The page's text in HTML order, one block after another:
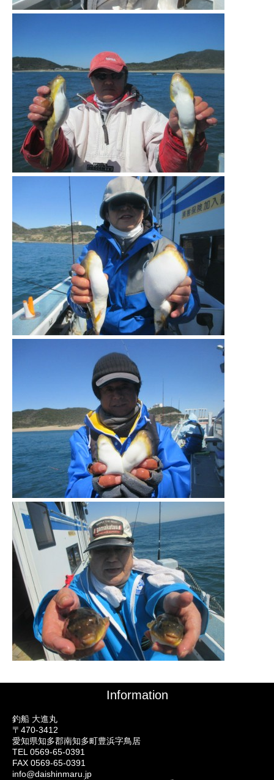
Information
釣船 大進丸
〒470-3412
愛知県知多郡南知多町豊浜字鳥居
TEL 0569-65-0391
FAX 0569-65-0391
info@daishinmaru.jp